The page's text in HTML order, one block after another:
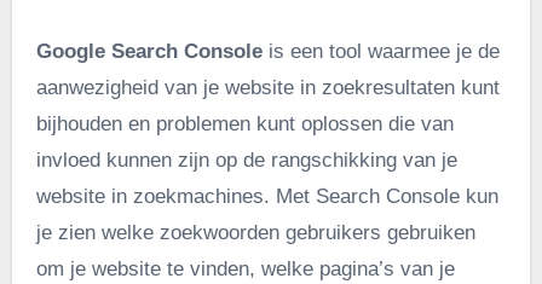
Google Search Consoleis een tool waarmee je de
aanwezigheid van je website in zoekresultaten kunt
bijhouden en problemen kunt oplossen die van
invloed kunnen zijn op de rangschikking van je
website in zoekmachines. Met Search Console kun
je zien welke zoekwoorden gebruikers gebruiken
om je website te vinden, welke pagina’s van je